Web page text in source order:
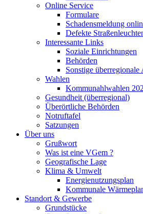
Online Service
Formulare
Schadensmeldung
Defekte
Interessante Links
Soziale Einrichtungen
Behörden
Sonstige überregionale
Wahlen
Kommunahlwahlen
Gesundheit (überregional)
Überörtliche Behörden
Notruftafel
Satzungen
Über uns
Grußwort
Was ist eine VGem ?
Geografische Lage
Klima & Umwelt
Energienutzungsplan
Kommunale
Standort & Gewerbe
Grundstücke